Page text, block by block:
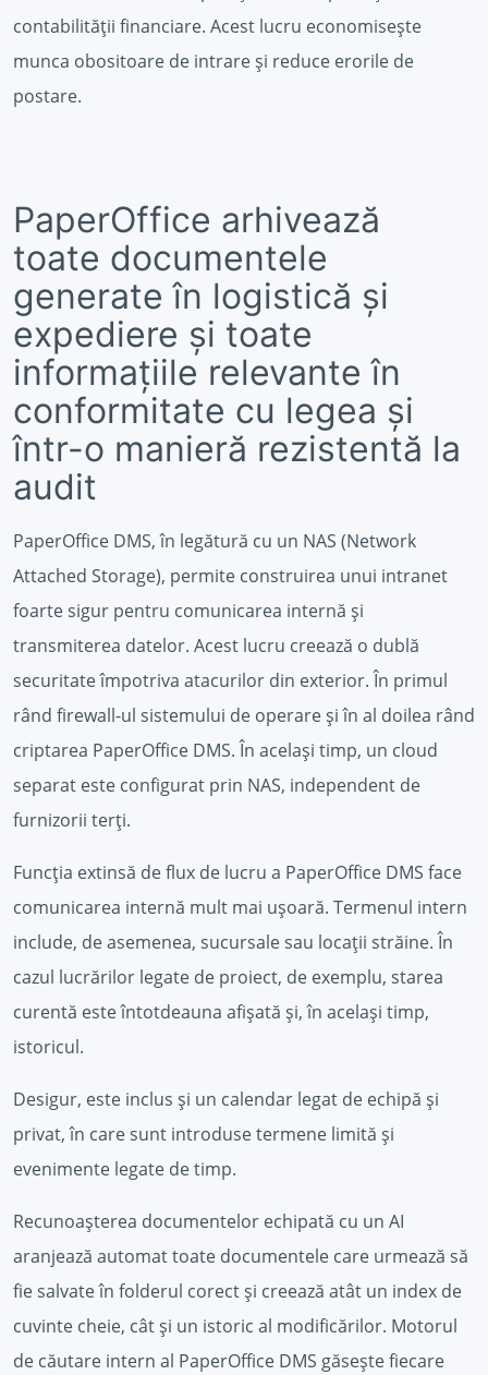
contabilității financiare. Acest lucru economisește
munca obositoare de intrare și reduce erorile de
postare.
PaperOffice arhivează
toate documentele
generate în logistică și
expediere și toate
informațiile relevante în
conformitate cu legea și
într-o manieră rezistentă la
audit
PaperOffice DMS, în legătură cu un NAS (Network
Attached Storage), permite construirea unui intranet
foarte sigur pentru comunicarea internă și
transmiterea datelor. Acest lucru creează o dublă
securitate împotriva atacurilor din exterior. În primul
rând firewall-ul sistemului de operare și în al doilea rând
criptarea PaperOffice DMS. În același timp, un cloud
separat este configurat prin NAS, independent de
furnizorii terți.
Funcția extinsă de flux de lucru a PaperOffice DMS face
comunicarea internă mult mai ușoară. Termenul intern
include, de asemenea, sucursale sau locații străine. În
cazul lucrărilor legate de proiect, de exemplu, starea
curentă este întotdeauna afișată și, în același timp,
istoricul.
Desigur, este inclus și un calendar legat de echipă și
privat, în care sunt introduse termene limită și
evenimente legate de timp.
Recunoașterea documentelor echipată cu un AI
aranjează automat toate documentele care urmează să
fie salvate în folderul corect și creează atât un index de
cuvinte cheie, cât și un istoric al modificărilor. Motorul
de căutare intern al PaperOffice DMS găsește fiecare